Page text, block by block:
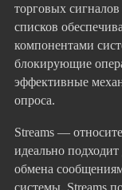
торговых
списков
компонентами
блокирующие
эффективные
опроса.
Streams —
идеально
обмена
системы. Streams